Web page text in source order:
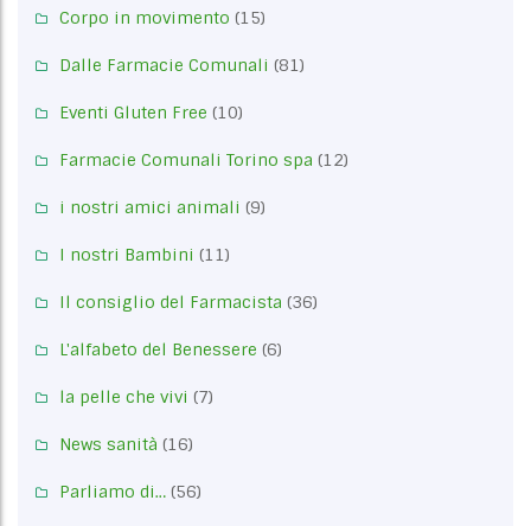
Corpo in movimento (15)
Dalle Farmacie Comunali (81)
Eventi Gluten Free (10)
Farmacie Comunali Torino spa (12)
i nostri amici animali (9)
I nostri Bambini (11)
Il consiglio del Farmacista (36)
L'alfabeto del Benessere (6)
la pelle che vivi (7)
News sanità (16)
Parliamo di… (56)